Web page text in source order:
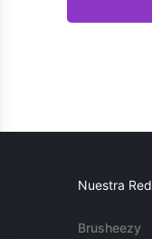
Nuestra Red
Brusheezy